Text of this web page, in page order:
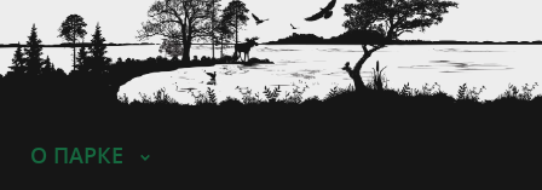
О ПАРКЕ